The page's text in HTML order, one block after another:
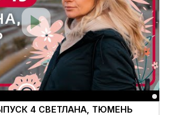
4 СВЕТЛАНА, ТЮМЕНЬ